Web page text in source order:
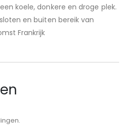
koele, donkere en droge plek.
en buiten bereik van
Frankrijk